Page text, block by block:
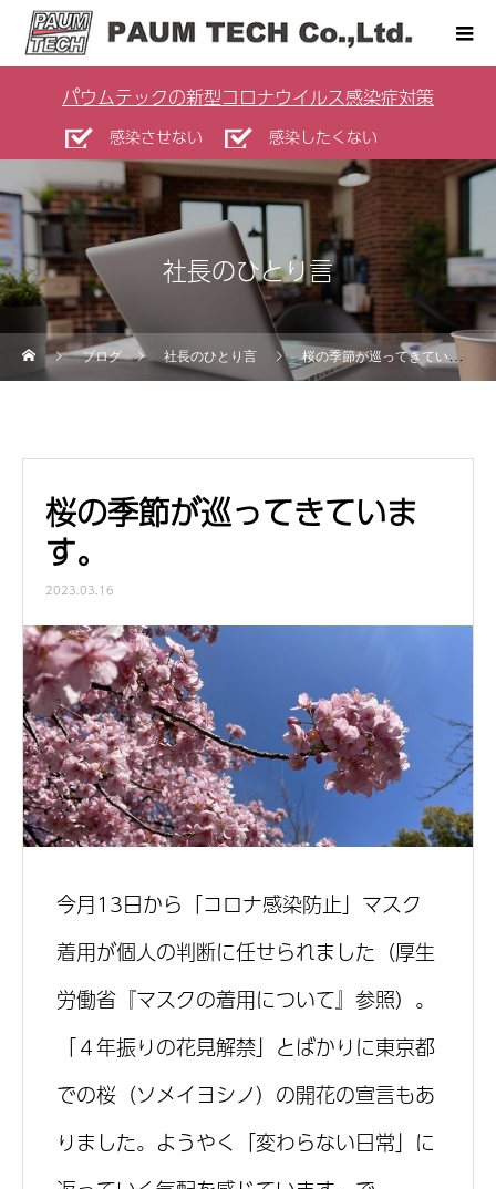
パウムテックの新型コロナウイルス感染症対策
感染させない 感染したくない
社長のひとり言
ブログ 社長のひとり言 桜の季節が巡ってきています。
桜の季節が巡ってきていま
す。
2023.03.16
今月13日から「コロナ感染防止」マスク
着用が個人の判断に任せられました（厚生
労働省『マスクの着用について』参照）。
「４年振りの花見解禁」とばかりに東京都
での桜（ソメイヨシノ）の開花の宣言もあ
りました。ようやく「変わらない日常」に